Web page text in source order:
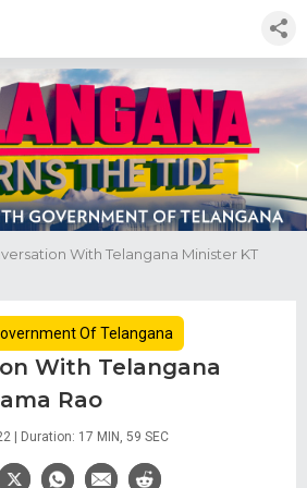
With Telangana Minister KT
Of Telangana
With Telangana
Rao
| Duration: 17 MIN, 59 SEC